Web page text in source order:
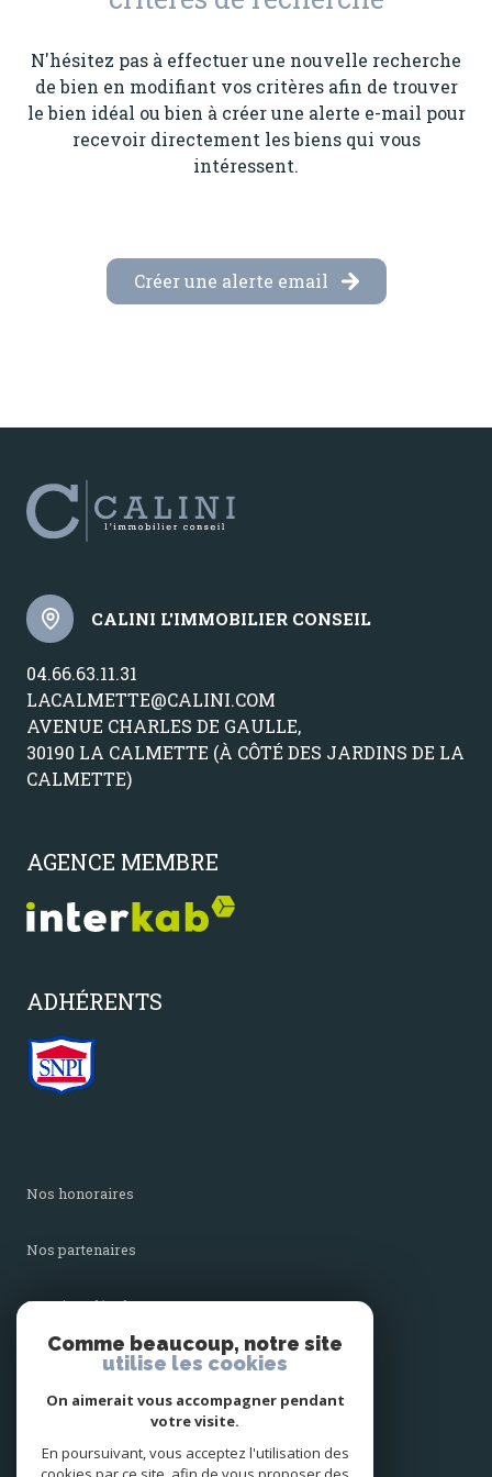
agence
contactez-
nous
N'hésitez pas à effectuer une nouvelle recherche
de bien en modifiant vos critères afin de trouver
le bien idéal ou bien à créer une alerte e-mail pour
recevoir directement les biens qui vous
intéressent.
Créer une alerte email
CALINI L'IMMOBILIER CONSEIL
04.66.63.11.31
LACALMETTE@CALINI.COM
AVENUE CHARLES DE GAULLE,
30190 LA CALMETTE (À CÔTÉ DES JARDINS DE LA
CALMETTE)
AGENCE MEMBRE
ADHÉRENTS
nos honoraires
nos partenaires
mentions légales
cookies
Comme beaucoup, notre site
utilise les cookies
On aimerait vous accompagner pendant
votre visite.
En poursuivant, vous acceptez l'utilisation des